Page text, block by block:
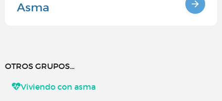
Asma
OTROS GRUPOS...
Viviendo con asma